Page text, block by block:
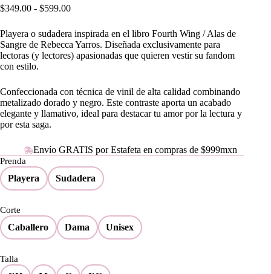
$349.00 - $599.00Rango
precios:
desde
$349.00
hasta
Playera o sudadera inspirada en el libro Fourth Wing / Alas de
Sangre de Rebecca Yarros. Diseñada exclusivamente para
lectoras (y lectores) apasionadas que quieren vestir su fandom
con estilo.
Confeccionada con técnica de vinil de alta calidad combinando
metalizado dorado y negro. Este contraste aporta un acabado
elegante y llamativo, ideal para destacar tu amor por la lectura y
por esta saga.
Envío GRATIS por Estafeta en compras de $999mxn
Prenda
Playera Sudadera
Corte
Caballero Dama Unisex
Talla